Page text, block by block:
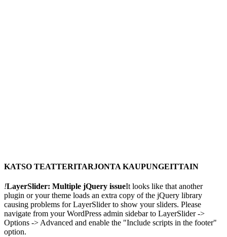
KATSO TEATTERITARJONTA KAUPUNGEITTAIN
!LayerSlider: Multiple jQuery issueIt looks like that another
plugin or your theme loads an extra copy of the jQuery library
causing problems for LayerSlider to show your sliders. Please
navigate from your WordPress admin sidebar to LayerSlider ->
Options -> Advanced and enable the "Include scripts in the footer"
option.